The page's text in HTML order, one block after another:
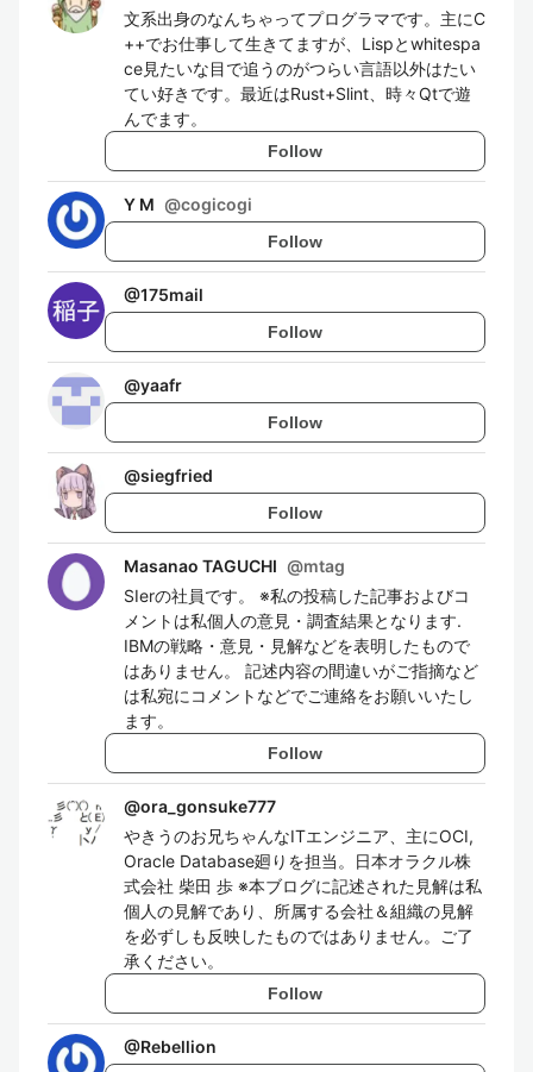
文系出身のなんちゃってプログラマです。主にC
++でお仕事して生きてますが、Lispとwhitespa
ce見たいな目で追うのがつらい言語以外はたい
てい好きです。最近はRust+Slint、時々Qtで遊
んでます。
Follow
Y M @cogicogi
Follow
@175mail
Follow
@yaafr
Follow
@siegfried
Follow
Masanao TAGUCHI @mtag
SIerの社員です。 ※私の投稿した記事およびコ
メントは私個人の意見・調査結果となります.
IBMの戦略・意見・見解などを表明したもので
はありません。 記述内容の間違いがご指摘など
は私宛にコメントなどでご連絡をお願いいたし
ます。
Follow
@ora_gonsuke777
やきうのお兄ちゃんなITエンジニア、主にOCI,
Oracle Database廻りを担当。日本オラクル株
式会社 柴田 歩 ※本ブログに記述された見解は私
個人の見解であり、所属する会社＆組織の見解
を必ずしも反映したものではありません。ご了
承ください。
Follow
@Rebellion